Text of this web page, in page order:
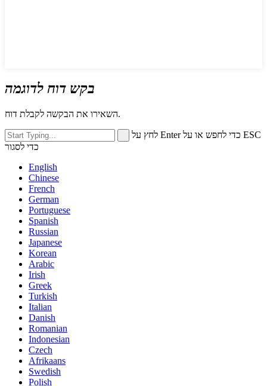
בקש דוח לדוגמה
השאירו את הבקשה לקבלת דוח.
לחץ על Enter כדי לחפש או על ESC
כדי לסגור
English
Chinese
French
German
Portuguese
Spanish
Russian
Japanese
Korean
Arabic
Irish
Greek
Turkish
Italian
Danish
Romanian
Indonesian
Czech
Afrikaans
Swedish
Polish